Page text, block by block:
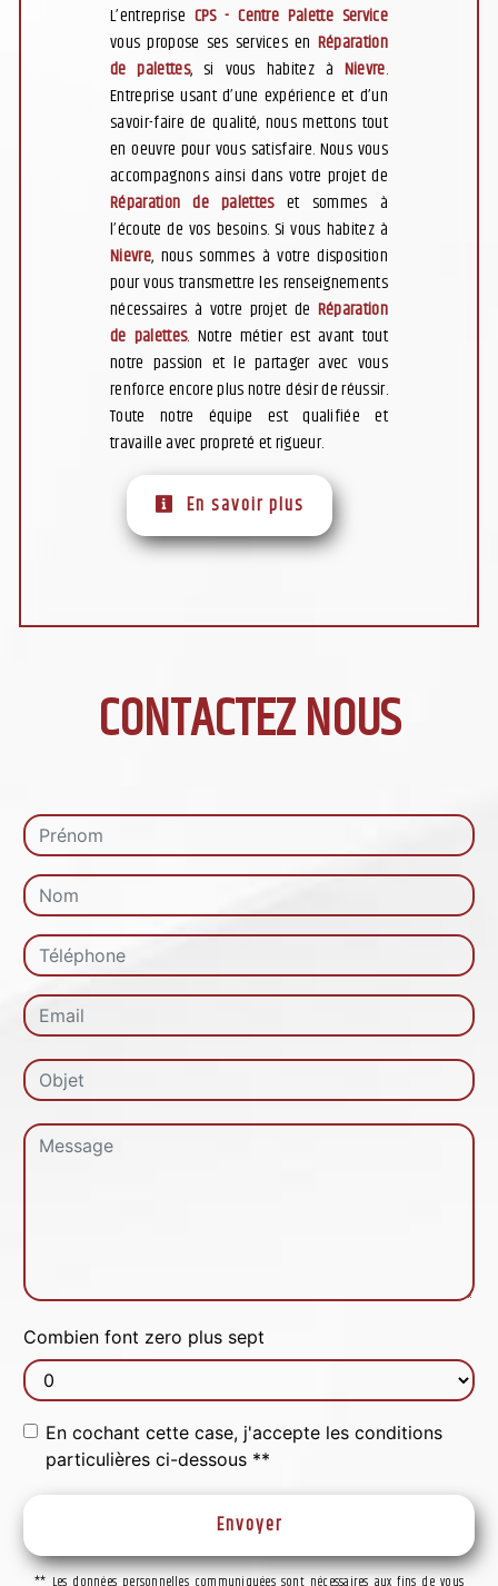
L’entreprise CPS - Centre Palette Service
vous propose ses services en Réparation
de palettes, si vous habitez à Nievre.
Entreprise usant d’une expérience et d’un
savoir-faire de qualité, nous mettons tout
en oeuvre pour vous satisfaire. Nous vous
accompagnons ainsi dans votre projet de
Réparation de paletteset sommes à
l’écoute de vos besoins. Si vous habitez à
Nievre, nous sommes à votre disposition
pour vous transmettre les renseignements
nécessaires à votre projet de Réparation
de palettes. Notre métier est avant tout
notre passion et le partager avec vous
renforce encore plus notre désir de réussir.
Toute notre équipe est qualifiée et
travaille avec propreté et rigueur.
En savoir plus
CONTACTEZ NOUS
Combien font zero plus sept
En cochant cette case, j'accepte les conditions
particulières ci-dessous **
Envoyer
** Les données personnelles communiquées sont nécessaires aux fins de vous